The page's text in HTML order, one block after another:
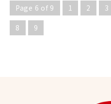
Page 6 of 9 1 2 3
8 9